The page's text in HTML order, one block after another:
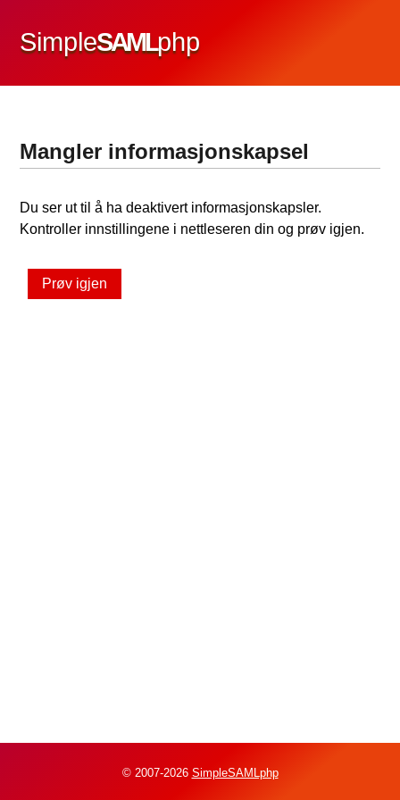
SimpleSAMLphp
Mangler informasjonskapsel
Du ser ut til å ha deaktivert informasjonskapsler.
Kontroller innstillingene i nettleseren din og prøv igjen.
Prøv igjen
© 2007-2026 SimpleSAMLphp